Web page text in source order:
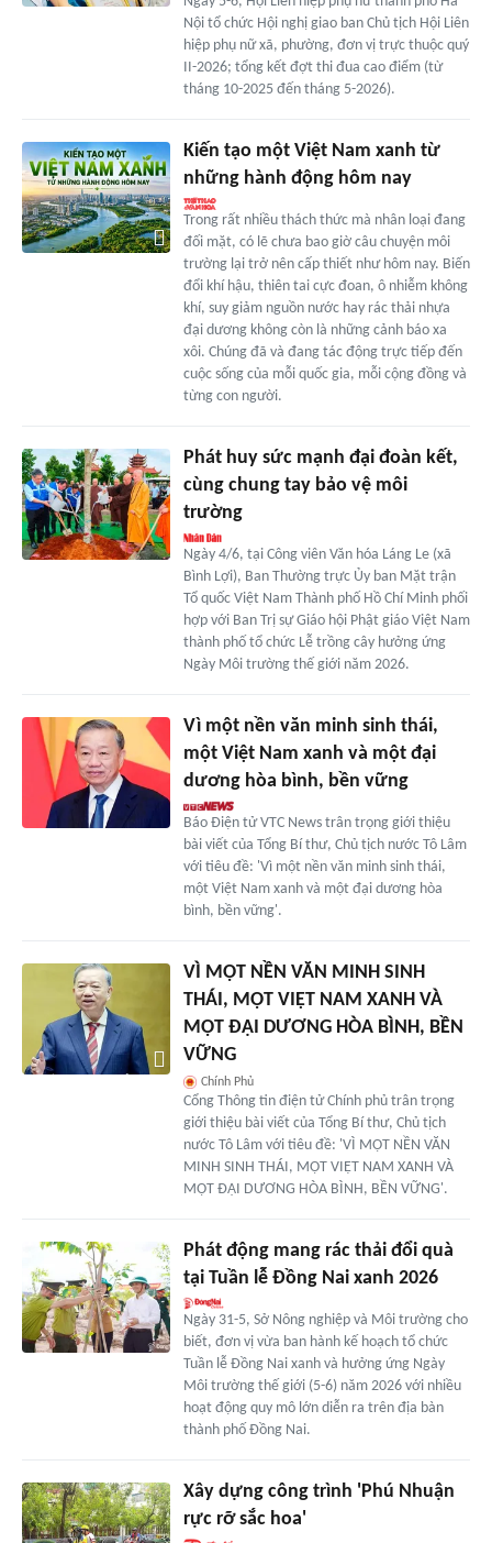
Nội tổ chức Hội nghị giao ban Chủ tịch Hội Liên
hiệp phụ nữ xã, phường, đơn vị trực thuộc quý
II-2026; tổng kết đợt thi đua cao điểm (từ
tháng 10-2025 đến tháng 5-2026).
Kiến tạo một Việt Nam xanh từ
những hành động hôm nay
Trong rất nhiều thách thức mà nhân loại đang
đối mặt, có lẽ chưa bao giờ câu chuyện môi
trường lại trở nên cấp thiết như hôm nay. Biến
đổi khí hậu, thiên tai cực đoan, ô nhiễm không
khí, suy giảm nguồn nước hay rác thải nhựa
đại dương không còn là những cảnh báo xa
xôi. Chúng đã và đang tác động trực tiếp đến
cuộc sống của mỗi quốc gia, mỗi cộng đồng và
từng con người.
Phát huy sức mạnh đại đoàn kết,
cùng chung tay bảo vệ môi
trường
Ngày 4/6, tại Công viên Văn hóa Láng Le (xã
Bình Lợi), Ban Thường trực Ủy ban Mặt trận
Tổ quốc Việt Nam Thành phố Hồ Chí Minh phối
hợp với Ban Trị sự Giáo hội Phật giáo Việt Nam
thành phố tổ chức Lễ trồng cây hưởng ứng
Ngày Môi trường thế giới năm 2026.
Vì một nền văn minh sinh thái,
một Việt Nam xanh và một đại
dương hòa bình, bền vững
Báo Điện tử VTC News trân trọng giới thiệu
bài viết của Tổng Bí thư, Chủ tịch nước Tô Lâm
với tiêu đề: 'Vì một nền văn minh sinh thái,
một Việt Nam xanh và một đại dương hòa
bình, bền vững'.
VÌ MỘT NỀN VĂN MINH SINH
THÁI, MỘT VIỆT NAM XANH VÀ
MỘT ĐẠI DƯƠNG HÒA BÌNH, BỀN
VỮNG
Chính Phủ
Cổng Thông tin điện tử Chính phủ trân trọng
giới thiệu bài viết của Tổng Bí thư, Chủ tịch
nước Tô Lâm với tiêu đề: 'VÌ MỘT NỀN VĂN
MINH SINH THÁI, MỘT VIỆT NAM XANH VÀ
MỘT ĐẠI DƯƠNG HÒA BÌNH, BỀN VỮNG'.
Phát động mang rác thải đổi quà
tại Tuần lễ Đồng Nai xanh 2026
Ngày 31-5, Sở Nông nghiệp và Môi trường cho
biết, đơn vị vừa ban hành kế hoạch tổ chức
Tuần lễ Đồng Nai xanh và hưởng ứng Ngày
Môi trường thế giới (5-6) năm 2026 với nhiều
hoạt động quy mô lớn diễn ra trên địa bàn
thành phố Đồng Nai.
Xây dựng công trình 'Phú Nhuận
rực rỡ sắc hoa'